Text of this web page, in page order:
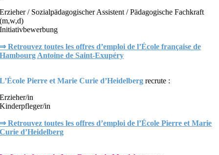
Erzieher / Sozialpädagogischer Assistent / Pädagogische Fachkraft
(m,w,d)
Initiativbewerbung
⇒ Retrouvez toutes les offres d’emploi de l’École française de
Hambourg Antoine de Saint-Exupéry
L’École Pierre et Marie Curie d’Heidelberg recrute :
Erzieher/in
Kinderpfleger/in
⇒ Retrouvez toutes les offres d’emploi de l’École Pierre et Marie
Curie d’Heidelberg